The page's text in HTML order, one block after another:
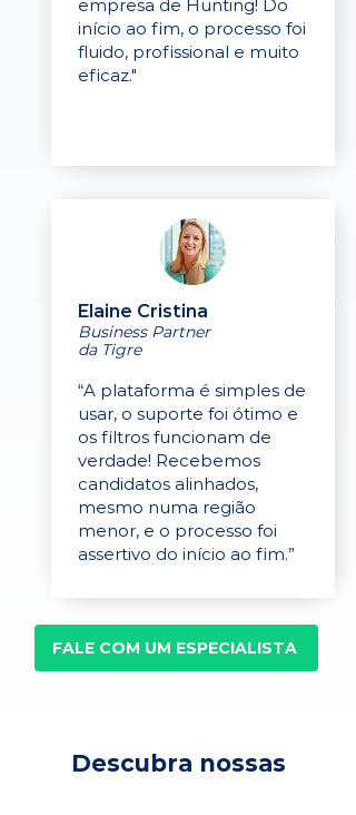
empresa de Hunting! Do
início ao fim, o processo foi
fluido, profissional e muito
eficaz."
Elaine Cristina
Business Partner
da Tigre
“A plataforma é simples de
usar, o suporte foi ótimo e
os filtros funcionam de
verdade! Recebemos
candidatos alinhados,
mesmo numa região
menor, e o processo foi
assertivo do início ao fim.”
FALE COM UM ESPECIALISTA
Descubra nossas